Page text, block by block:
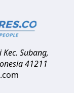
Kec. Subang,
41211